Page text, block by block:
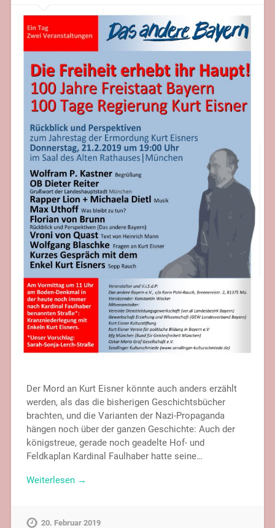
Der Mord an Kurt Eisner könnte auch anders erzählt
werden, als das die bisherigen Geschichtsbücher
brachten, und die Varianten der Nazi-Propaganda
hängen noch über der ganzen Geschichte: Auch der
königstreue, gerade noch geadelte Hof- und
Feldkaplan Kardinal Faulhaber hatte seine…
Weiterlesen →
20. Februar 2019